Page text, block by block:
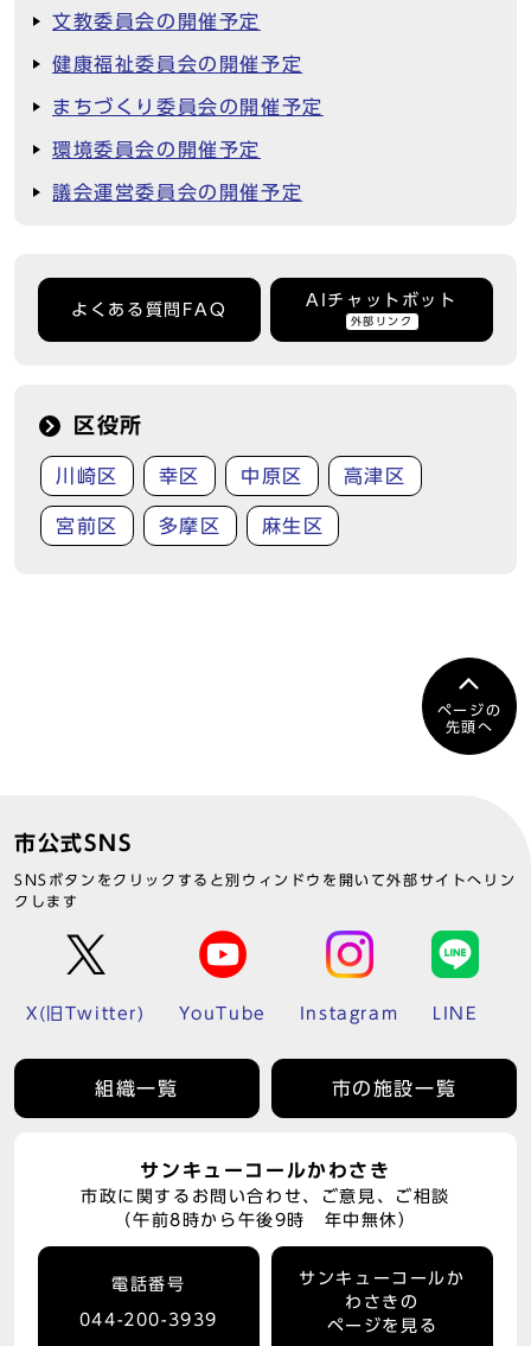
文教委員会の開催予定
健康福祉委員会の開催予定
まちづくり委員会の開催予定
環境委員会の開催予定
議会運営委員会の開催予定
よくある質問FAQ
AIチャットボット
外部リンク
区役所
川崎区 幸区 中原区 高津区
宮前区 多摩区 麻生区
ページの
先頭へ
市公式SNS
SNSボタンをクリックすると別ウィンドウを開いて外部サイトへリン
クします
X(旧Twitter) YouTube Instagram LINE
組織一覧 市の施設一覧
サンキューコールかわさき
市政に関するお問い合わせ、ご意見、ご相談
（午前8時から午後9時 年中無休）
電話番号
044-200-3939
サンキューコールか
わさきの
ページを見る